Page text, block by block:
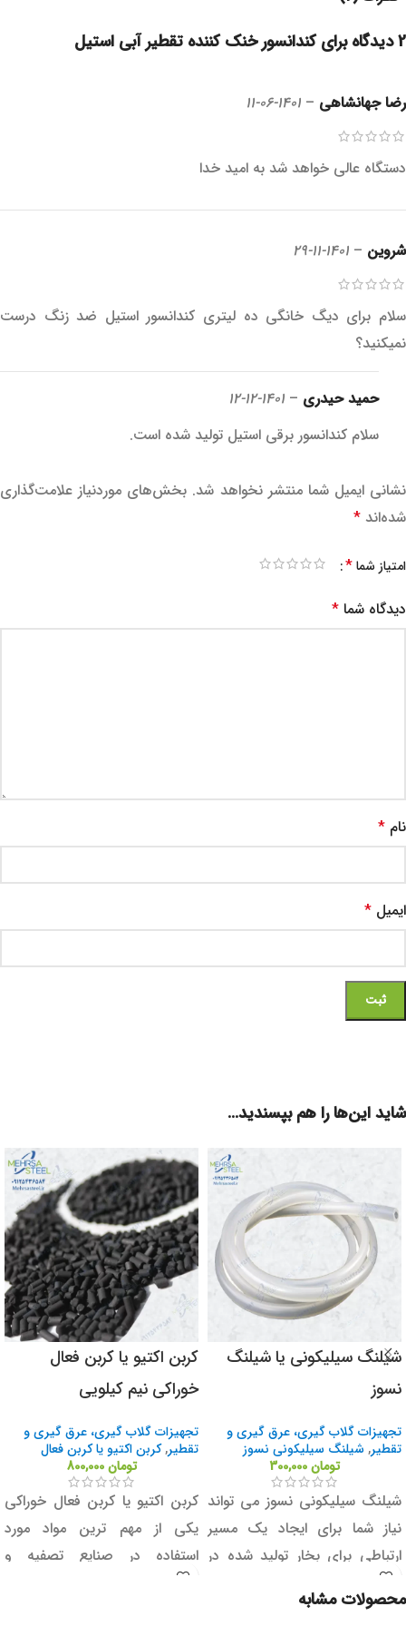
2 دیدگاه برای کندانسور خنک کننده تقطیر آبی استیل
رضا جهانشاهی –
1401-06-11
دستگاه عالی خواهد شد به امید خدا
شروین –
1401-11-29
سلام برای دیگ خانگی ده لیتری کندانسور استیل ضد زنگ درست
نمیکنید؟
حمید حیدری –
1401-12-12
سلام کندانسور برقی استیل تولید شده است.
نشانی ایمیل شما منتشر نخواهد شد. بخش‌های موردنیاز علامت‌گذاری
شده‌اند *
امتیاز شما*
دیدگاه شما *
نام *
ایمیل *
شاید این‌ها را هم بپسندید…
شیلنگ سیلیکونی یا شیلنگ
نسوز
تجهیزات گلاب گیری، عرق گیری و
تقطیر,شیلنگ سیلیکونی نسوز
تومان
شیلنگ سیلیکونی نسوز می تواند
نیاز شما برای ایجاد یک مسیر
ارتباطی برای بخار تولید شده در
دستگاه تقطیر و دستگاه خنک
کننده باشد. در واقع شیلنگ نسوز
کربن اکتیو یا کربن فعال
خوراکی نیم کیلویی
تجهیزات گلاب گیری، عرق گیری و
تقطیر,کربن اکتیو یا کربن فعال
تومان800,000
کربن اکتیو یا کربن فعال خوراکی
یکی از مهم ترین مواد مورد
استفاده در صنایع تصفیه و
جداسازی ناخالصی های گاز ها و
محصولات مشابه